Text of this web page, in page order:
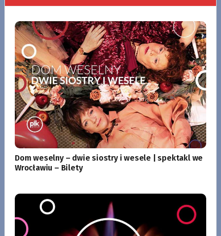
Dom weselny – dwie siostry i wesele | spektakl we
Wrocławiu – Bilety